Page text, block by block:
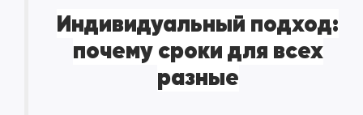
Индивидуальный подход:
почему сроки для всех
разные